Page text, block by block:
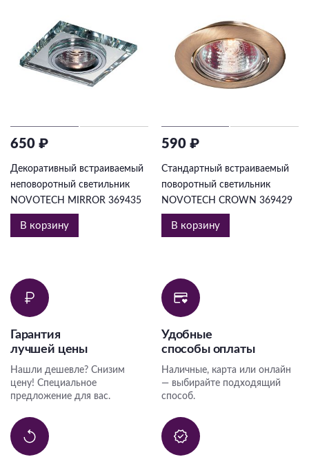
650 ₽
Декоративный встраиваемый
неповоротный светильник
NOVOTECH MIRROR 369435
В корзину
590 ₽
Стандартный встраиваемый
поворотный светильник
NOVOTECH CROWN 369429
В корзину
Гарантия
лучшей цены
Нашли дешевле? Снизим
цену! Специальное
предложение для вас.
Удобные
способы оплаты
Наличные, карта или онлайн
— выбирайте подходящий
способ.